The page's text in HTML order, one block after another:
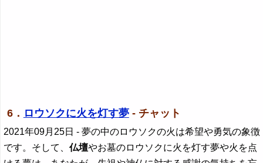
6． ロウソクに火を灯す夢- チャット
2021年09月25日 - 夢の中のロウソクの火は希望や勇気の象徴
です。そして、仏壇やお墓のロウソクに火を灯す夢や火を点